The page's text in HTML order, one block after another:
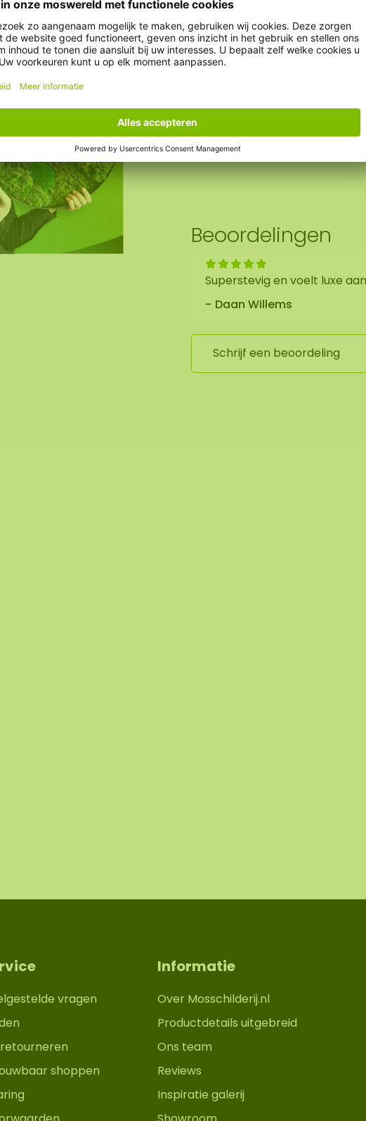
nodig, vuil
het geen
moscreaties zijn
Onze
levensduur
+/- 10-15 KG. Ook
verwerken
De
kunt ophangen.
op te
de afmeting 100
uniek. Hierdoor kan
de geselecteerde
op via
Gewicht:
Optie AkMOStico:
Beoordelingen
Superstevig en voelt luxe
Daan Willems
Schrijf een beoordeling
vragen
shoppen
Informatie
Over Mosschilderij.nl
Productdetails uitgebreid
Ons team
Reviews
Inspiratie galerij